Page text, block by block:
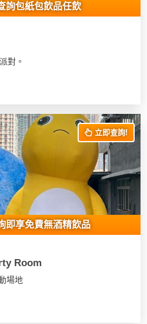
詢包紙包飲品任飲
對。
立即查詢!
即享免費無酒精飲品
Room
場地